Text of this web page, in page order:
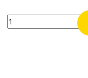
Quantity